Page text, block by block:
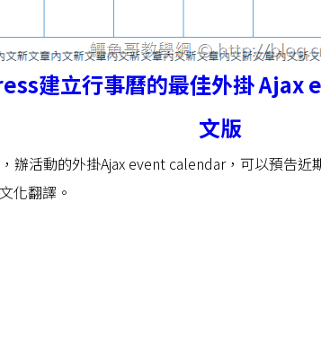
建立行事曆的最佳外掛
文版
辦活動的外掛Ajax event calendar，可以預告近
化翻譯。